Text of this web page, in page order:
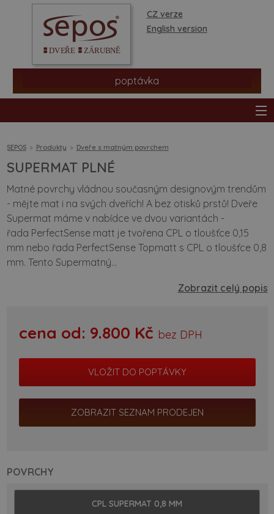
CZ verze
English version
poptávka
prodejní síť
informace a rady
SEPOS Produkty Dveře s matným povrchem
SUPERMAT PLNÉ
Matné povrchy vládnou současným designovým trendům
- mějte mat i na svých dveřích! A bez otisků prstů! Dveře
Supermat máme v nabídce ve dvou variantách -
řada PerfectSense matt je tvořena CPL o tloušťce 0,15
mm nebo řada PerfectSense Topmatt s CPL o tloušťce 0,8
mm. Tento Supermatný...
Zobrazit celý popis
cena od: 9.800 Kč bez DPH
ZOBRAZIT SEZNAM PRODEJEN
POVRCHY
CPL SUPERMAT 0,8 MM